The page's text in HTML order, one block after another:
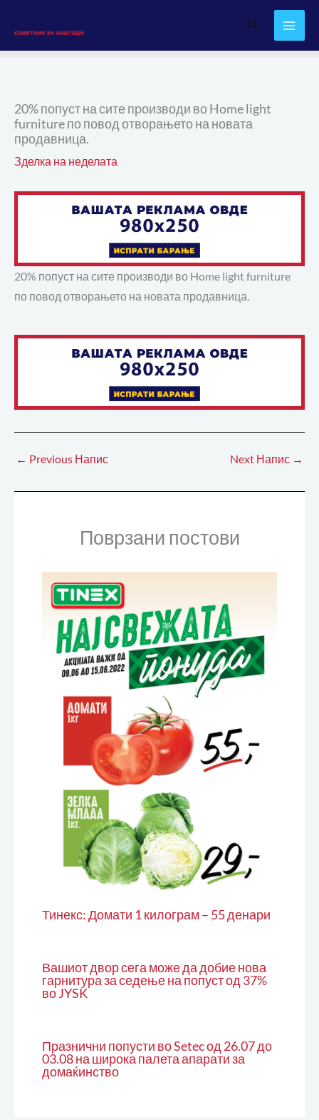
content
Search
20% попуст на сите производи во Home light
furniture по повод отворањето на новата
продавница.
Зделка на неделата
20% попуст на сите производи во Home light furniture
по повод отворањето на новата продавница.
← Previous Напис Next Напис →
Поврзани постови
Тинекс: Домати 1 килограм – 55 денари
Вашиот двор сега може да добие нова
гарнитура за седење на попуст од 37%
во JYSK
Празнични попусти во Setec од 26.07 до
03.08 на широка палета апарати за
домаќинство